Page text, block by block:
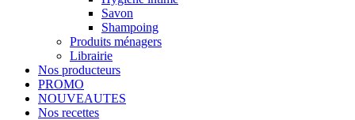
Savon
Shampoing
Produits ménagers
Librairie
Nos producteurs
PROMO
NOUVEAUTES
Nos recettes